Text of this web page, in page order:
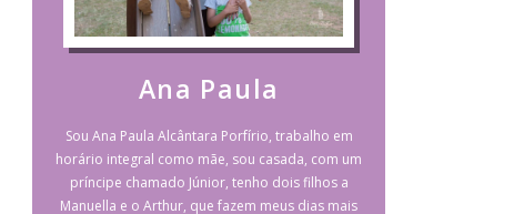
Ana Paula
Sou Ana Paula Alcântara Porfírio, trabalho em
horário integral como mãe, sou casada, com um
príncipe chamado Júnior, tenho dois filhos a
Manuella e o Arthur, que fazem meus dias mais